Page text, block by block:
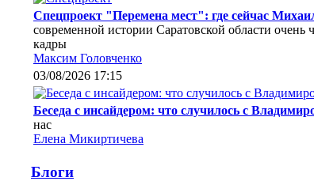
Спецпроект "Перемена мест": где сейчас
современной истории Саратовской области очень
кадры
Максим Головченко
03/08/2026 17:15
Беседа с инсайдером: что случилось с
нас
Елена Микиртичева
Блоги